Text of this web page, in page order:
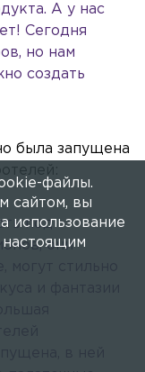
А у нас
Сегодня
но нам
создать
была запущена
под
они
могут стильно
и фантазии
файлы.
сайтом, вы
использование
настоящим